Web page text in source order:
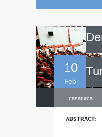
10
Feb
casaturca
ABSTRACT: